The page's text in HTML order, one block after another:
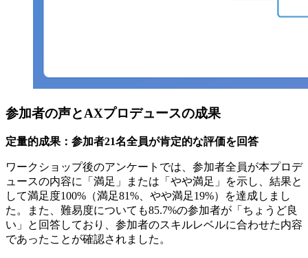
参加者の声とAXプロデュースの成果
定量的成果：参加者21名全員が肯定的な評価を回答
ワークショップ後のアンケートでは、参加者全員が本プロデ
ュースの内容に「満足」または「やや満足」を示し、結果と
して満足度100%（満足81%、やや満足19%）を達成しまし
た。また、難易度についても85.7%の参加者が「ちょうど良
い」と回答しており、参加者のスキルレベルに合わせた内容
であったことが確認されました。